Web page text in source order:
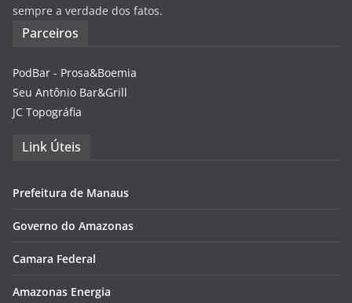
sempre a verdade dos fatos.
Parceiros
PodBar - Prosa&Boemia
Seu Antônio Bar&Grill
JC Topográfia
Link Úteis
Prefeitura de Manaus
Governo do Amazonas
Camara Federal
Amazonas Energia